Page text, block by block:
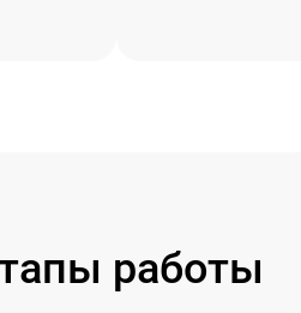
работы